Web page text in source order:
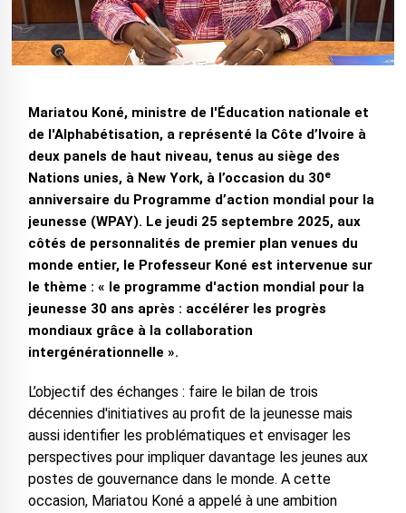
Mariatou Koné, ministre de l'Éducation nationale et
de l'Alphabétisation, a représenté la Côte d’Ivoire à
deux panels de haut niveau, tenus au siège des
Nations unies, à New York, à l’occasion du 30ᵉ
anniversaire du Programme d’action mondial pour la
jeunesse (WPAY). Le jeudi 25 septembre 2025, aux
côtés de personnalités de premier plan venues du
monde entier, le Professeur Koné est intervenue sur
le thème : « le programme d'action mondial pour la
jeunesse 30 ans après : accélérer les progrès
mondiaux grâce à la collaboration
intergénérationnelle ».
L’objectif des échanges : faire le bilan de trois
décennies d'initiatives au profit de la jeunesse mais
aussi identifier les problématiques et envisager les
perspectives pour impliquer davantage les jeunes aux
postes de gouvernance dans le monde. A cette
occasion, Mariatou Koné a appelé à une ambition